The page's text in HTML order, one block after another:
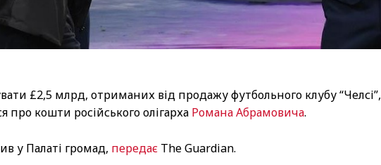
£2,5 млрд, отриманих від продажу футбольного клубу “Челсі”,
про кошти російського олігарха Романа Абрамовича.
у Палаті громад, передає The Guardian.